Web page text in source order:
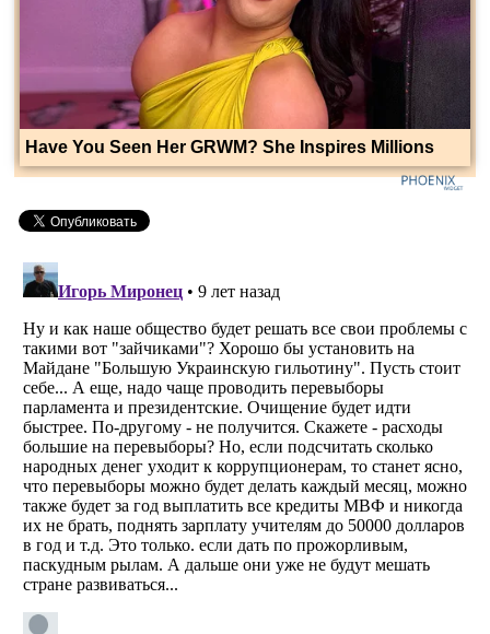
Have You Seen Her GRWM? She Inspires Millions